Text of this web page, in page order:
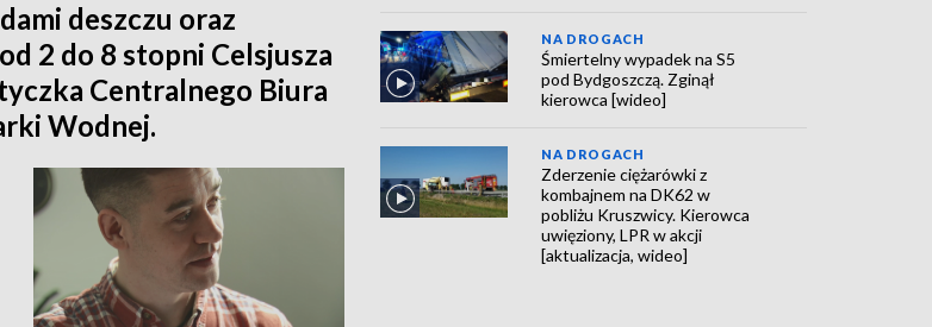
deszczu oraz
2 do 8 stopni Celsjusza
Centralnego Biura
Wodnej.
NA DROGACH
Śmiertelny wypadek na S5
pod Bydgoszczą. Zginął
kierowca [wideo]
NA DROGACH
Zderzenie ciężarówki z
kombajnem na DK62 w
pobliżu Kruszwicy. Kierowca
uwięziony, LPR w akcji
[aktualizacja, wideo]